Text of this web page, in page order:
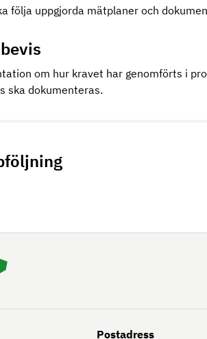
följa uppgjorda mätplaner och
om hur kravet har genomförts i
ska dokumenteras.
Postadress